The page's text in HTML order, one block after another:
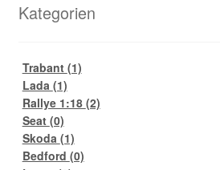
Kategorien
Trabant (1)
Lada (1)
Rallye 1:18 (2)
Seat (0)
Skoda (1)
Bedford (0)